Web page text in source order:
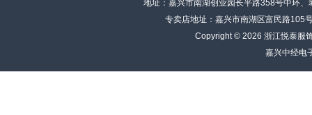
地址：嘉兴市南湖创业园长平路358号中环
专卖店地址：嘉兴市南湖区富民路105
Copyright © 2026 浙江悦泰服
嘉兴中经电